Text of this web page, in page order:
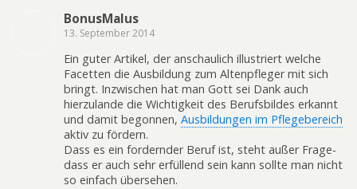
BonusMalus
13. September 2014
Ein guter Artikel, der anschaulich illustriert welche
Facetten die Ausbildung zum Altenpfleger mit sich
bringt. Inzwischen hat man Gott sei Dank auch
hierzulande die Wichtigkeit des Berufsbildes erkannt
und damit begonnen, Ausbildungen im Pflegebereich
aktiv zu fördern.
Dass es ein fordernder Beruf ist, steht außer Frage-
dass er auch sehr erfüllend sein kann sollte man nicht
so einfach übersehen.